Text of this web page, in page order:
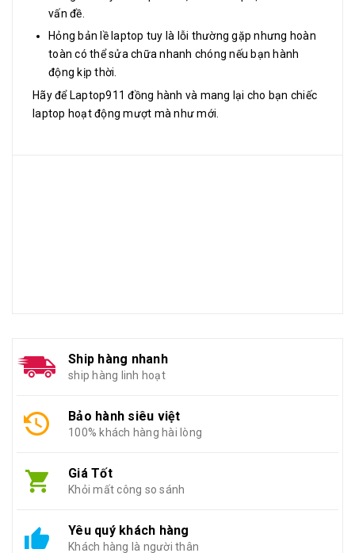
vấn đề.
Hỏng bản lề laptop tuy là lỗi thường gặp nhưng hoàn
toàn có thể sửa chữa nhanh chóng nếu bạn hành
động kịp thời.
Hãy để Laptop911 đồng hành và mang lại cho bạn chiếc
laptop hoạt động mượt mà như mới.
Ship hàng nhanh
ship hàng linh hoạt
Bảo hành siêu việt
100% khách hàng hài lòng
Giá Tốt
Khỏi mất công so sánh
Yêu quý khách hàng
Khách hàng là người thân